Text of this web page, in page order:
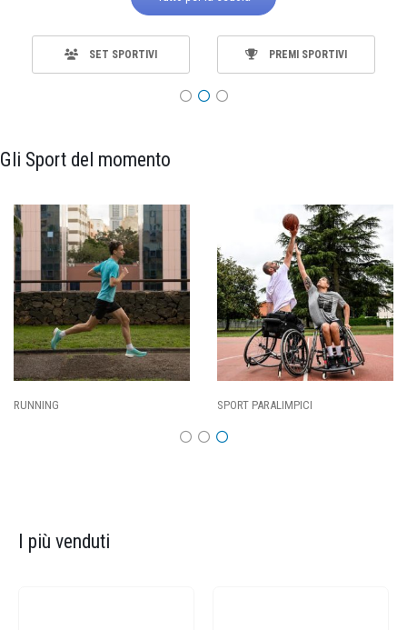
SET SPORTIVI PREMI SPORTIVI
Gli Sport del momento
SPORT PARALIMPICI CALCIO
I più venduti